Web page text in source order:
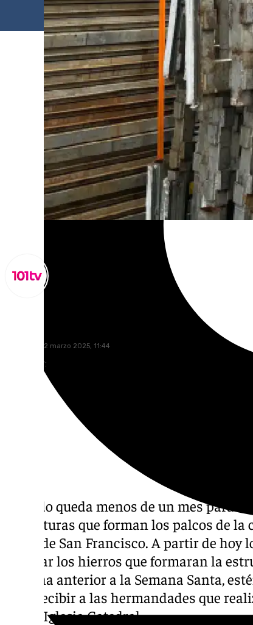
miércoles, 12 marzo 2025, 11:44
Compartir:
Cuando queda menos de un mes para
estructuras que forman los palcos de
Plaza de San Francisco. A partir de
instalar los hierros que formaran la
semana anterior a la Semana Santa,
para recibir a las hermandades que
Santa Iglesia Catedral.